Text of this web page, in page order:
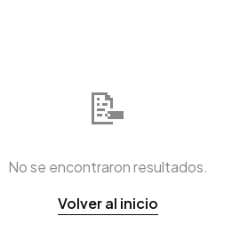
📝
No se encontraron resultados.
Volver al inicio